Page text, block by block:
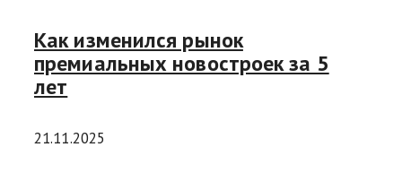
Как изменился рынок
премиальных новостроек за 5
лет
21.11.2025